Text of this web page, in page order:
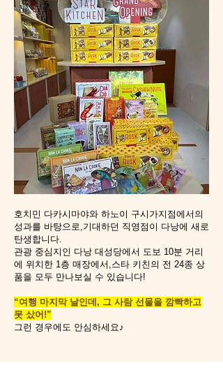
호치민 다카시마야와 하노이 구시가지점에서의
성과를 바탕으로,기대하던 직영점이 다낭에 새로
탄생합니다.
관광 중심지인 다낭 대성당에서 도보 10분 거리
에 위치한 1층 매장에서,스타 키친의 전 24종 상
품을 모두 만나보실 수 있습니다!
“여행 마지막 날인데, 그 사람 선물을 깜빡하고
못 샀어!”
그런 경우에도 안심하세요♪